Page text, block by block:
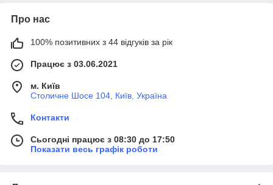
Про нас
100% позитивних з 44 відгуків за рік
Працює з 03.06.2021
м. Київ
Столичне Шосе 104, Київ, Україна
Контакти
Сьогодні працює з 08:30 до 17:50
Показати весь графік роботи